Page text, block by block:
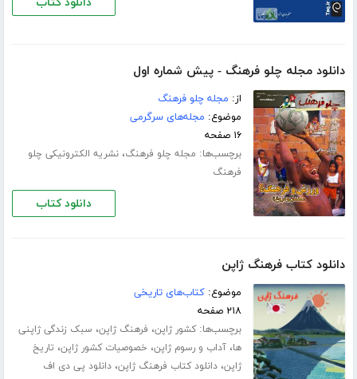
دانلود مجله چلو فرهنگ - پیش شماره اول
از: مجله چلو فرهنگ
موضوع: مجله‌های سرگرمی
۱۶ صفحه
برچسب‌ها: مجله چلو فرهنگ،نشریه الکترونیکی چلو
فرهنگ
دانلود کتاب
دانلود کتاب فرهنگ ژاپن
موضوع:کتاب‌های تاریخی
۲۱۸ صفحه
برچسب‌ها:کشور ژاپن، فرهنگ ژاپن، سبک زندگی ژاپنی
ها،آداب و رسوم ژاپن، خصوصیات کشور ژاپن، تاریخ
ژاپن،دانلود کتاب فرهنگ ژاپن،دانلود پی دی اف